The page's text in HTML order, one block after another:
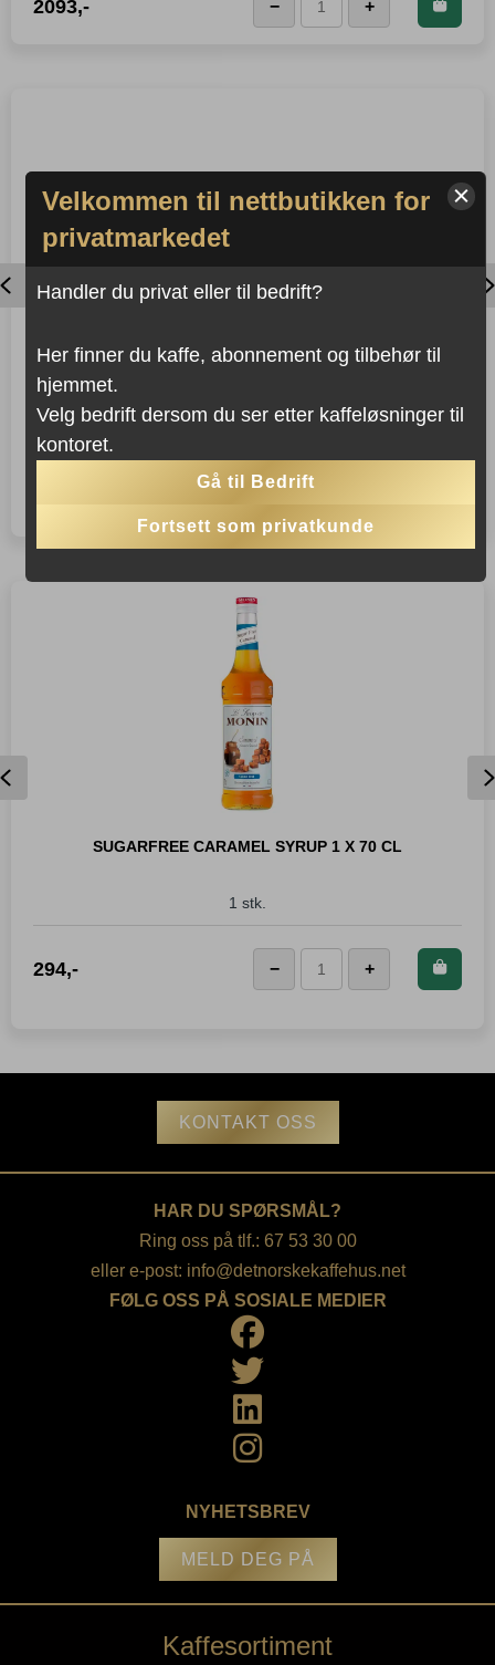
2093,-
spar2 093Poeng!
− +
JURA ESPRESSOSKJEER
6 stk
Kjøp dette produktet og
Jura
antall
− LEGG I KURVEN
Previous
SUGARFREE CARAMEL SYRUP 1 X 70 CL
1 stk.
294,-
Kjøp dette produktet og
spar294Poeng!
Sugarfree
cl
antall
− +
Previous
KONTAKT OSS
HAR DU SPØRSMÅL?
Ring oss på tlf.: 67 53 30 00
eller e-post: info@detnorskekaffehus.net
FØLG OSS PÅ SOSIALE MEDIER
NYHETSBREV
MELD DEG PÅ
Kaffesortiment
Velkommen til nettbutikken for
privatmarkedet
Handler du privat eller til bedrift?
Her finner du kaffe, abonnement og tilbehør til
hjemmet.
Velg bedrift dersom du ser etter kaffeløsninger til
kontoret.
Gå til Bedrift
Fortsett som privatkunde